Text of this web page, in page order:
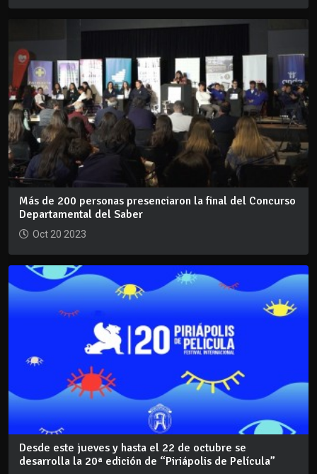
Más de 200 personas presenciaron la final del Concurso
Departamental del Saber
Oct 20 2023
Desde este jueves y hasta el 22 de octubre se
desarrolla la 20ª edición de “Piriápolis de Película”